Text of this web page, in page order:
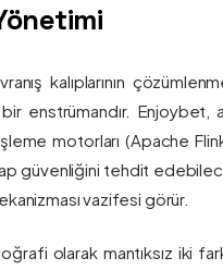
kalıplarının
enstrümandır. Enjoybet,
motorları (Apache Flink
güvenliğini tehdit
vazifesi görür.
olarak mantıksız iki